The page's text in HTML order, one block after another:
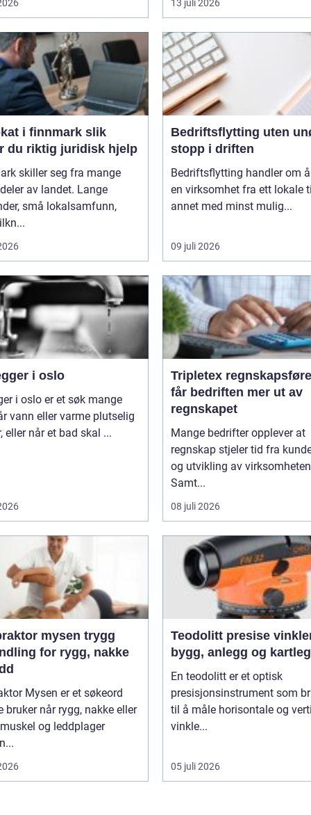
13 juli 2026
i finnmark slik
du riktig juridisk hjelp
skiller seg fra mange
av landet. Lange
små lokalsamfunn,
Bedriftsflytting uten
stopp i driften
Bedriftsflytting handler om
en virksomhet fra ett lokale
annet med minst mulig...
09 juli 2026
i oslo
i oslo er et søk mange
vann eller varme plutselig
eller når et bad skal ...
Tripletex regnskapsfører
får bedriften mer ut av
regnskapet
Mange bedrifter opplever at
regnskap stjeler tid fra
og utvikling av
Samt...
08 juli 2026
mysen trygg
for rygg, nakke
Mysen er et søkeord
bruker når rygg, nakke eller
og leddplager
Teodolitt presise vinkler for
bygg, anlegg og
En teodolitt er et optisk
presisjonsinstrument som
til å måle horisontale og
vinkle...
05 juli 2026